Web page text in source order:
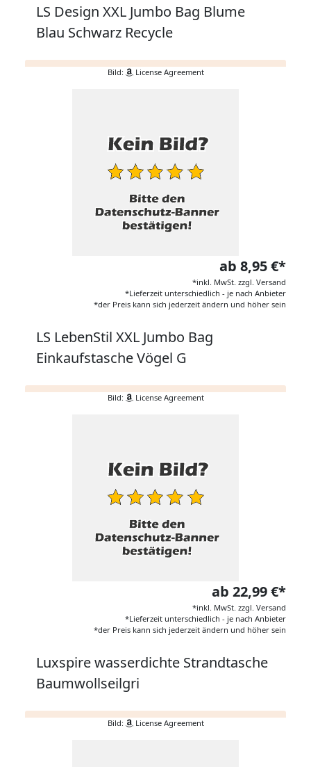
LS Design XXL Jumbo Bag Blume
Blau Schwarz Recycle
Bild: License Agreement
ab 8,95 €*
*inkl. MwSt. zzgl. Versand
*Lieferzeit unterschiedlich - je nach Anbieter
*der Preis kann sich jederzeit ändern und höher sein
LS LebenStil XXL Jumbo Bag
Einkaufstasche Vögel G
Bild: License Agreement
ab 22,99 €*
*inkl. MwSt. zzgl. Versand
*Lieferzeit unterschiedlich - je nach Anbieter
*der Preis kann sich jederzeit ändern und höher sein
Luxspire wasserdichte Strandtasche
Baumwollseilgri
Bild: License Agreement